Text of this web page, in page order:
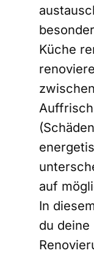
Küche
auf
In
du deine